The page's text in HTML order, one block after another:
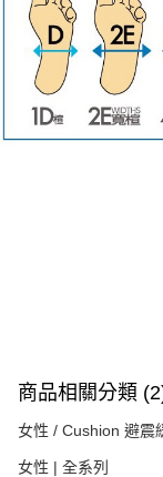
商品相關分類
女性 / Cushion 避震
女性 | 全系列